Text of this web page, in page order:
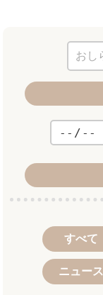
すべて
ニュース